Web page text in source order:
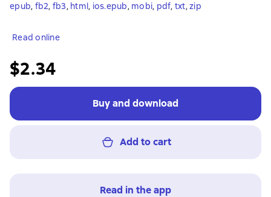
epub, fb2, fb3, html, ios.epub, mobi, pdf, txt, zip
Read online
$2.34
Buy and download
Add to cart
Read in the app